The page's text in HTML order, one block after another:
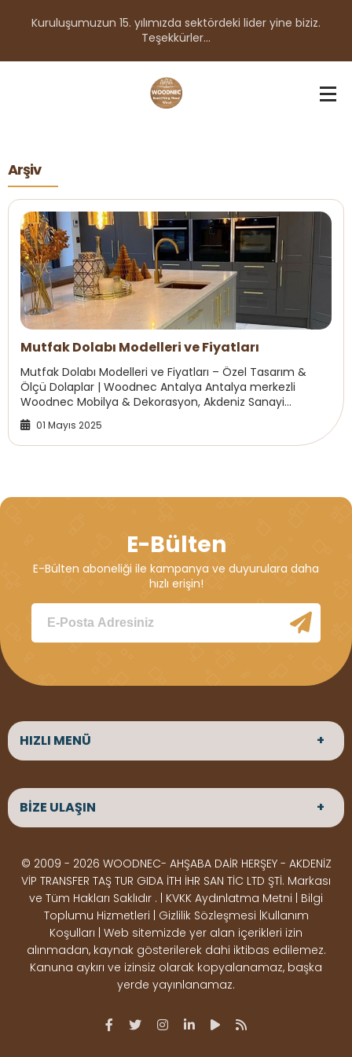
Kuruluşumuzun 15. yılımızda sektördeki lider yine biziz.
Teşekkürler...
Arşiv
Mutfak Dolabı Modelleri ve Fiyatları
Mutfak Dolabı Modelleri ve Fiyatları – Özel Tasarım &
Ölçü Dolaplar | Woodnec Antalya Antalya merkezli
Woodnec Mobilya & Dekorasyon, Akdeniz Sanayi
Sitesi’ndeki imalat atölyesinde özel ölçü mu...
01 Mayıs 2025
E-Bülten
E-Bülten aboneliği ile kampanya ve duyurulara daha
hızlı erişin!
HIZLI MENÜ
ANASAYFA
HAKKIMIZDA
ÜRÜNLER
Çeşitlerimiz
Çeşitlerimiz
Kereste
Çeşitlerimiz
Ahşap
Pergole
Ürünler
Deck Montaj
Ahşap
Dekorasyon
OSB,
BİZE ULAŞIN
BİZE ULAŞIN
Altınkale mah Osmangazi cad. no 355 Döşemealtı
Antalya
ÇALIŞMA SAATLERİ
Hafta içi : Haftaiçi 09:00 - 18:00
Hafta sonu : Cumartesi 10:00 - 15:00
İLETİŞİM
© 2009 - 2026 WOODNEC- AHŞABA DAİR HERŞEY - AKDENİZ
VİP TRANSFER TAŞ TUR GIDA İTH İHR SAN TİC LTD ŞTİ. Markası
ve Tüm Hakları Saklıdır . | KVKK Aydınlatma Metni | Bilgi
Toplumu Hizmetleri | Gizlilik Sözleşmesi |Kullanım
Koşulları | Web sitemizde yer alan içerikleri izin
alınmadan, kaynak gösterilerek dahi iktibas edilemez.
Kanuna aykırı ve izinsiz olarak kopyalanamaz, başka
yerde yayınlanamaz.